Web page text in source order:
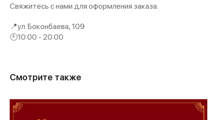
Свяжитесь с нами для оформления заказа.
📍ул. Боконбаева, 109
🕙10:00 - 20:00
Смотрите также